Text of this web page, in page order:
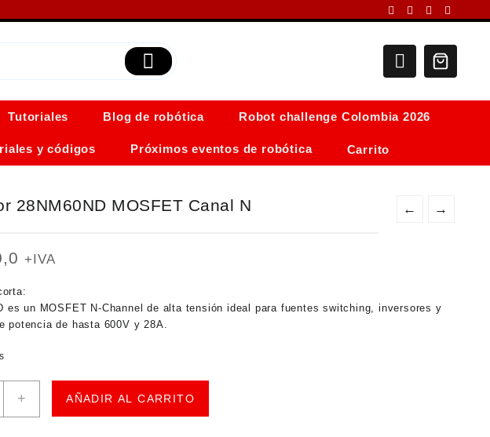
Tutoriales Blog de robótica Robot challenge Colombia 2026
y códigos Próximos eventos de robótica Carrito
← →
28NM60ND MOSFET Canal N
+IVA
es un MOSFET N-Channel de alta tensión ideal para fuentes switching, inversores y
potencia de hasta 600V y 28A.
+ AÑADIR AL CARRITO